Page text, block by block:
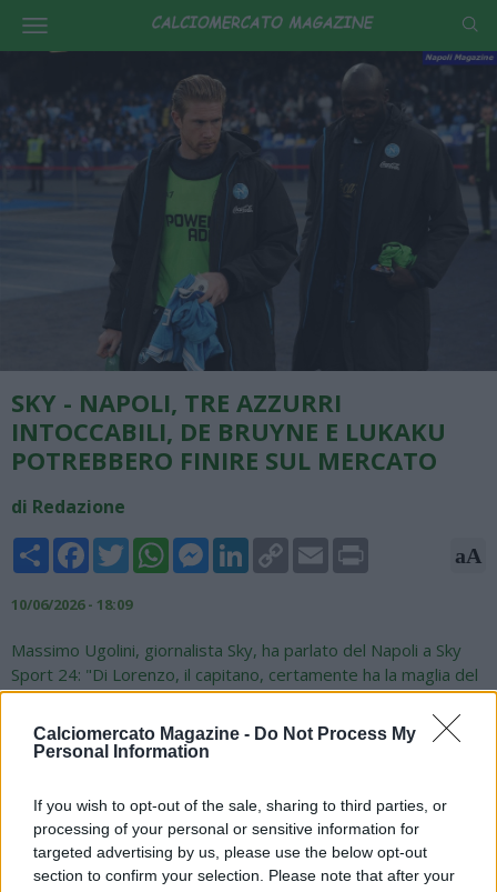
Calciomercato Magazine - Do Not Process My
Personal Information
If you wish to opt-out of the sale, sharing to third parties, or
processing of your personal or sensitive information for
targeted advertising by us, please use the below opt-out
section to confirm your selection. Please note that after your
SKY - NAPOLI, TRE AZZURRI
INTOCCABILI, DE BRUYNE E LUKAKU
POTREBBERO FINIRE SUL MERCATO
di Redazione
Share FacebookTwitterWhatsAppMessengerLinkedInCopy
Link
Email aA
10/06/2026 - 18:09
Massimo Ugolini, giornalista Sky, ha parlato del Napoli a Sky
Sport 24: "Di Lorenzo, il capitano, certamente ha la maglia del
Napoli cucita addosso. Poi Politano e ci metterei anche
McTominay, che andrà adeguato, rinnovato e prolungato.
Questi tre sono intoccabili, poi c’è il resto. De Bruyne e Lukaku
considerato quello che è successo. Il nuovo allenatore
valuterà il futuro di Lukaku e l’opportunità di tenerlo a Napoli o
meno, così come per De Bruyne. Su De Bruyne va fatta una
riflessione. Quei tre sono intoccabili, poi verranno fatte delle